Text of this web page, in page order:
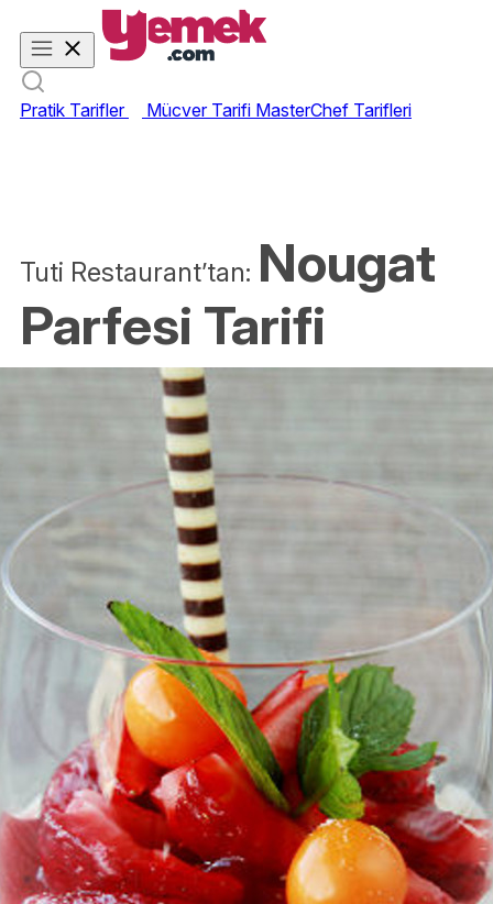
Pratik Tarifler Mücver Tarifi MasterChef Tarifleri
Tuti Restaurant’tan: Nougat
Parfesi Tarifi